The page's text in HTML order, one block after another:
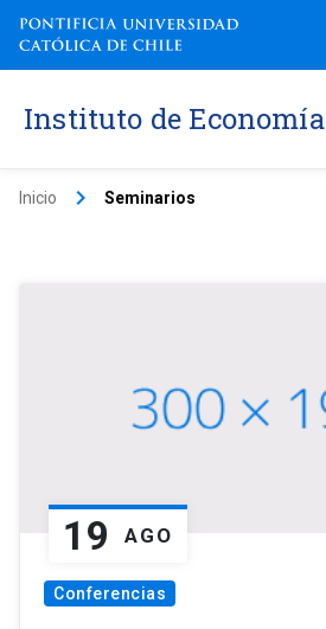
Instituto de Economía
Inicio keyboard_arrow_right Seminarios
19 AGO
Conferencias